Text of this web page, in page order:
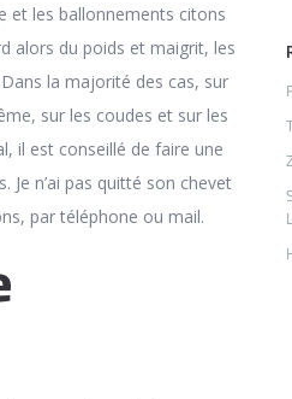
et les ballonnements citons
alors du poids et maigrit, les
la majorité des cas, sur
sur les coudes et sur les
il est conseillé de faire une
n’ai pas quitté son chevet
par téléphone ou mail.